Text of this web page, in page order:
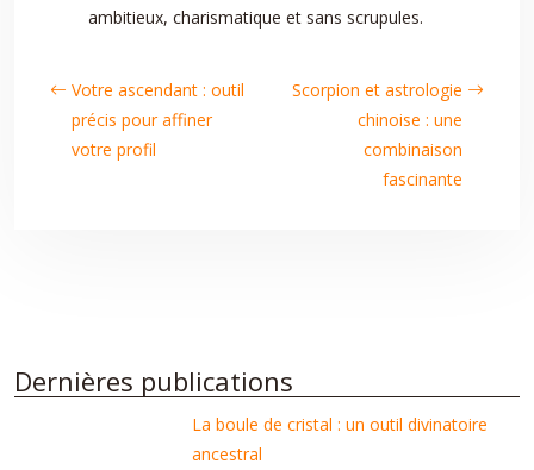
ambitieux, charismatique et sans scrupules.
Votre ascendant : outil
précis pour affiner
votre profil
Scorpion et astrologie
chinoise : une
combinaison
fascinante
Dernières publications
La boule de cristal : un outil divinatoire
ancestral